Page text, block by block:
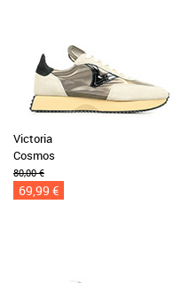
Victoria
Cosmos
80,00 €
69,99 €